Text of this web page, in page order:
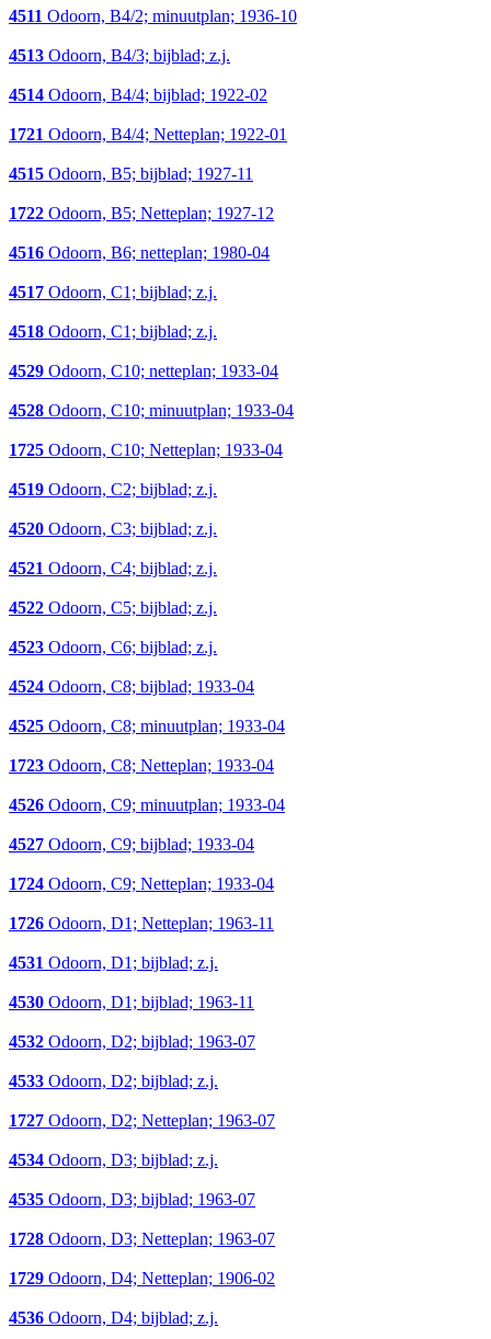
4511 Odoorn, B4/2; minuutplan; 1936-10
4513 Odoorn, B4/3; bijblad; z.j.
4514 Odoorn, B4/4; bijblad; 1922-02
1721 Odoorn, B4/4; Netteplan; 1922-01
4515 Odoorn, B5; bijblad; 1927-11
1722 Odoorn, B5; Netteplan; 1927-12
4516 Odoorn, B6; netteplan; 1980-04
4517 Odoorn, C1; bijblad; z.j.
4518 Odoorn, C1; bijblad; z.j.
4529 Odoorn, C10; netteplan; 1933-04
4528 Odoorn, C10; minuutplan; 1933-04
1725 Odoorn, C10; Netteplan; 1933-04
4519 Odoorn, C2; bijblad; z.j.
4520 Odoorn, C3; bijblad; z.j.
4521 Odoorn, C4; bijblad; z.j.
4522 Odoorn, C5; bijblad; z.j.
4523 Odoorn, C6; bijblad; z.j.
4524 Odoorn, C8; bijblad; 1933-04
4525 Odoorn, C8; minuutplan; 1933-04
1723 Odoorn, C8; Netteplan; 1933-04
4526 Odoorn, C9; minuutplan; 1933-04
4527 Odoorn, C9; bijblad; 1933-04
1724 Odoorn, C9; Netteplan; 1933-04
1726 Odoorn, D1; Netteplan; 1963-11
4531 Odoorn, D1; bijblad; z.j.
4530 Odoorn, D1; bijblad; 1963-11
4532 Odoorn, D2; bijblad; 1963-07
4533 Odoorn, D2; bijblad; z.j.
1727 Odoorn, D2; Netteplan; 1963-07
4534 Odoorn, D3; bijblad; z.j.
4535 Odoorn, D3; bijblad; 1963-07
1728 Odoorn, D3; Netteplan; 1963-07
1729 Odoorn, D4; Netteplan; 1906-02
4536 Odoorn, D4; bijblad; z.j.